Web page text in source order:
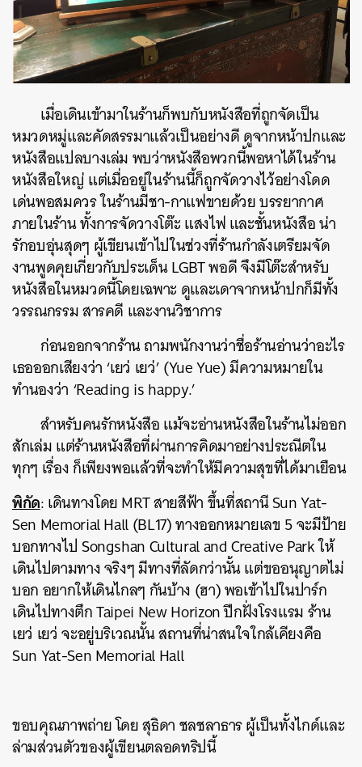
เมื่อเดินเข้ามาในร้านก็พบกับหนังสือที่ถูกจัดเป็น
หมวดหมู่และคัดสรรมาแล้วเป็นอย่างดี ดูจากหน้าปกและ
หนังสือแปลบางเล่ม พบว่าหนังสือพวกนี้พอหาได้ในร้าน
หนังสือใหญ่ แต่เมื่ออยู่ในร้านนี้ก็ถูกจัดวางไว้อย่างโดด
เด่นพอสมควร ในร้านมีชา-กาแฟขายด้วย บรรยากาศ
ภายในร้าน ทั้งการจัดวางโต๊ะ แสงไฟ และชั้นหนังสือ น่า
รักอบอุ่นสุดๆ ผู้เขียนเข้าไปในช่วงที่ร้านกำลังเตรียมจัด
งานพูดคุยเกี่ยวกับประเด็น LGBT พอดี จึงมีโต๊ะสำหรับ
หนังสือในหมวดนี้โดยเฉพาะ ดูและเดาจากหน้าปกก็มีทั้ง
วรรณกรรม สารคดี และงานวิชาการ
ก่อนออกจากร้าน ถามพนักงานว่าชื่อร้านอ่านว่าอะไร
เธอออกเสียงว่า ‘เยว่ เยว่’ (Yue Yue) มีความหมายใน
ทำนองว่า ‘Reading is happy.’
สำหรับคนรักหนังสือ แม้จะอ่านหนังสือในร้านไม่ออก
สักเล่ม แต่ร้านหนังสือที่ผ่านการคิดมาอย่างประณีตใน
ทุกๆ เรื่อง ก็เพียงพอแล้วที่จะทำให้มีความสุขที่ได้มาเยือน
พิกัด: เดินทางโดย MRT สายสีฟ้า ขึ้นที่สถานี Sun Yat-
Sen Memorial Hall (BL17) ทางออกหมายเลข 5 จะมีป้าย
บอกทางไป Songshan Cultural and Creative Park ให้
เดินไปตามทาง จริงๆ มีทางที่ลัดกว่านั้น แต่ขออนุญาตไม่
บอก อยากให้เดินไกลๆ กันบ้าง (ฮา) พอเข้าไปในปาร์ก
เดินไปทางตึก Taipei New Horizon ปีกฝั่งโรงแรม ร้าน
เยว่ เยว่ จะอยู่บริเวณนั้น สถานที่น่าสนใจใกล้เคียงคือ
Sun Yat-Sen Memorial Hall
ขอบคุณภาพถ่าย โดย สุธิดา ชลชลาธาร ผู้เป็นทั้งไกด์และ
ล่ามส่วนตัวของผู้เขียนตลอดทริปนี้